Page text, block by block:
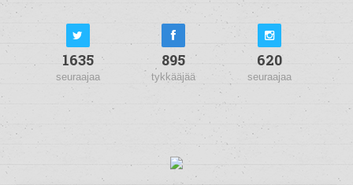
1635
seuraajaa
895
tykkääjää
620
seuraajaa